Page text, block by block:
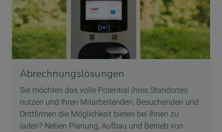
Abrechnungslösungen
Sie möchten das volle Potential ihres Standortes
nutzen und Ihren Mitarbeitenden, Besuchenden und
Drittfirmen die Möglichkeit bieten bei Ihnen zu
laden? Neben Planung, Aufbau und Betrieb von